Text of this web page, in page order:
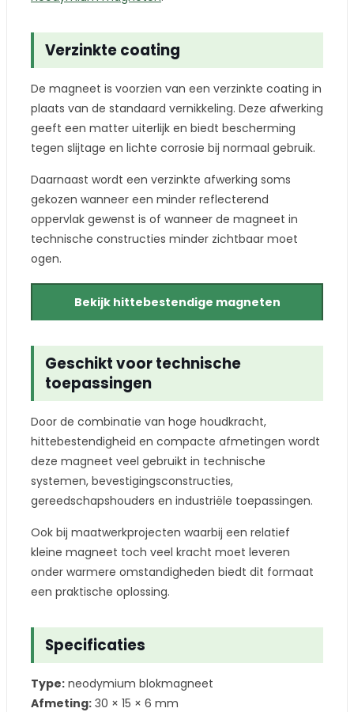
Verzinkte coating
De magneet is voorzien van een verzinkte coating in
plaats van de standaard vernikkeling. Deze afwerking
geeft een matter uiterlijk en biedt bescherming
tegen slijtage en lichte corrosie bij normaal gebruik.
Daarnaast wordt een verzinkte afwerking soms
gekozen wanneer een minder reflecterend
oppervlak gewenst is of wanneer de magneet in
technische constructies minder zichtbaar moet
ogen.
Bekijk hittebestendige magneten
Geschikt voor technische
toepassingen
Door de combinatie van hoge houdkracht,
hittebestendigheid en compacte afmetingen wordt
deze magneet veel gebruikt in technische
systemen, bevestigingsconstructies,
gereedschapshouders en industriële toepassingen.
Ook bij maatwerkprojecten waarbij een relatief
kleine magneet toch veel kracht moet leveren
onder warmere omstandigheden biedt dit formaat
een praktische oplossing.
Specificaties
Type: neodymium blokmagneet
Afmeting: 30 × 15 × 6 mm